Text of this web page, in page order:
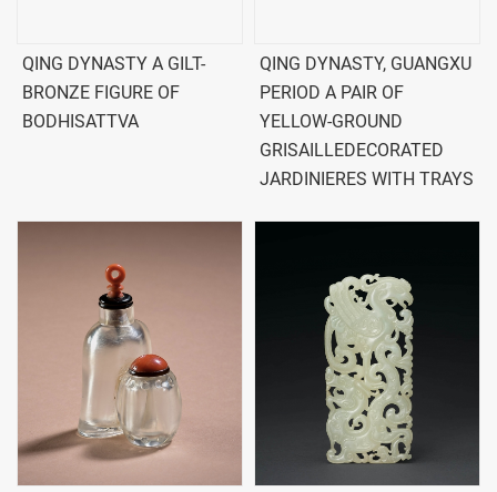
QING DYNASTY A GILT-
BRONZE FIGURE OF
BODHISATTVA
QING DYNASTY, GUANGXU
PERIOD A PAIR OF
YELLOW-GROUND
GRISAILLEDECORATED
JARDINIERES WITH TRAYS